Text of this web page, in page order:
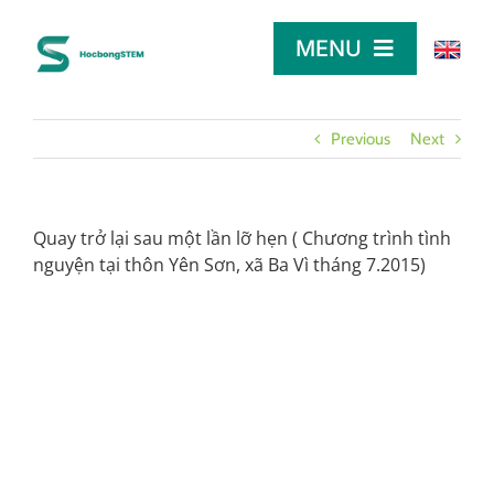
content
MENU
LỜI KHUYÊN
Previous Next
Quay trở lại sau một lần lỡ hẹn ( Chương trình tình
nguyện tại thôn Yên Sơn, xã Ba Vì tháng 7.2015)